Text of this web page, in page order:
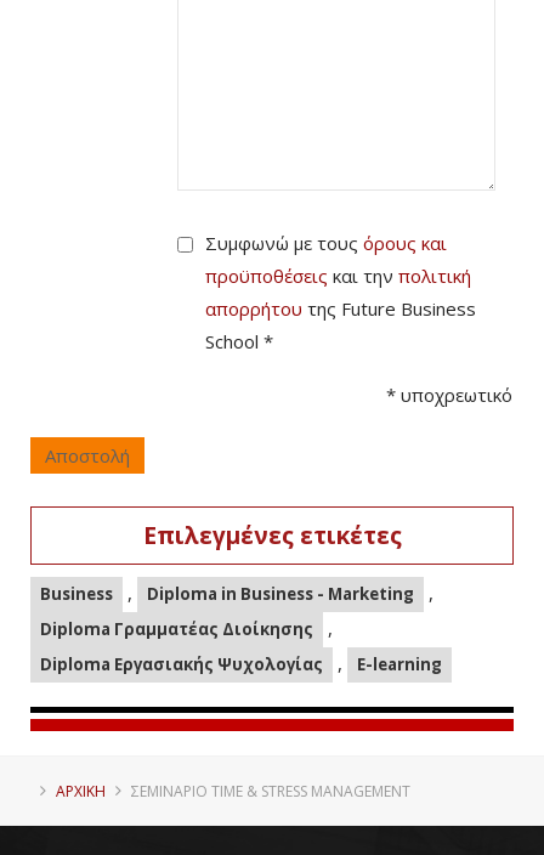
Συμφωνώ με τους όρους και
προϋποθέσεις και την πολιτική
απορρήτου της Future Business
School *
* υποχρεωτικό
Αποστολή
Επιλεγμένες ετικέτες
Business , Diploma in Business - Marketing ,
Diploma Γραμματέας Διοίκησης ,
Diploma Εργασιακής Ψυχολογίας , E-learning
ΑΡΧΙΚΗ ΣΕΜΙΝΆΡΙΟ TIME & STRESS MANAGEMENT